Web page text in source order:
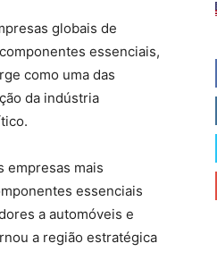
globais de
essenciais,
como uma das
da indústria
empresas mais
essenciais
a automóveis e
a região estratégica